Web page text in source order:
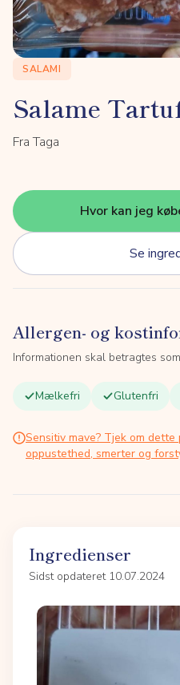
SALAMI
Salame
Fra Taga
Hvor kan jeg
Se
Allergen- og
Informationen skal betragtes
Mælkefri Glutenfri
Sensitiv mave? Tjek om
oppustethed, smerter og
Ingredienser
Sidst opdateret 10.07.2024